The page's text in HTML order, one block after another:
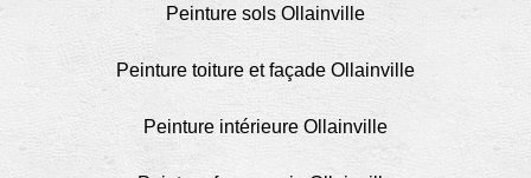
Peinture sols Ollainville
Peinture toiture et façade Ollainville
Peinture intérieure Ollainville